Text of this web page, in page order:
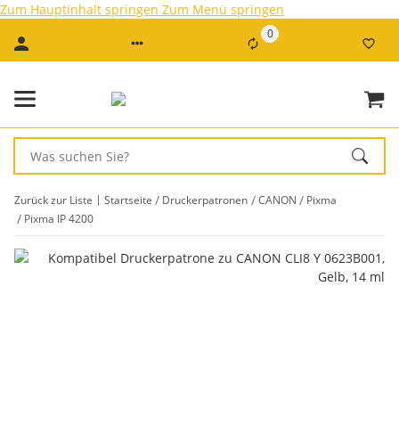
Zum Hauptinhalt springen Zum Menü springen
0
Zurück zur Liste Startseite Druckerpatronen CANON
Pixma
Pixma IP 4200